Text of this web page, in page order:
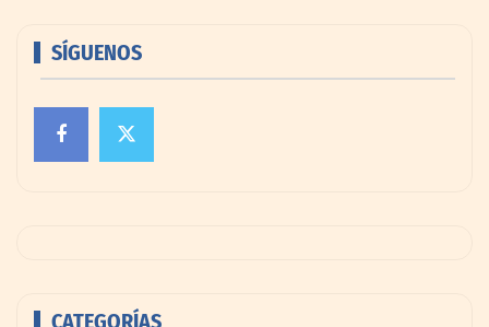
SÍGUENOS
CATEGORÍAS